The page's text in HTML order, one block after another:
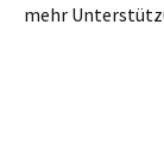
mehr